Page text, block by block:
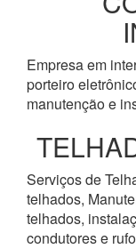
Empresa em
porteiro
manutenção e
Serviços de
telhados,
telhados,
condutores e